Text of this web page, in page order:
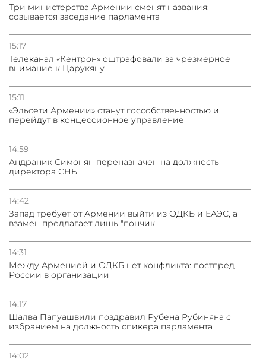
Три министерства Армении сменят названия:
созывается заседание парламента
15:17
Телеканал «Кентрон» оштрафовали за чрезмерное
внимание к Царукяну
15:11
«Эльсети Армении» станут госсобственностью и
перейдут в концессионное управление
14:59
Андраник Симонян переназначен на должность
директора СНБ
14:42
Запад требует от Армении выйти из ОДКБ и ЕАЭС, а
взамен предлагает лишь "пончик"
14:31
Между Арменией и ОДКБ нет конфликта: постпред
России в организации
14:17
Шалва Папуашвили поздравил Рубена Рубиняна с
избранием на должность спикера парламента
14:02